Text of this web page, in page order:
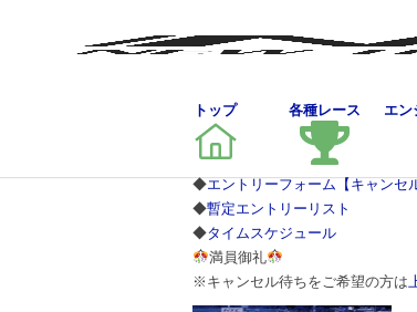
トップ 各種レース エン
新東京
◆エントリーフォーム【キャンセ
◆暫定エントリーリスト
◆タイムスケジュール
満員御礼
※キャンセル待ちをご希望の方は